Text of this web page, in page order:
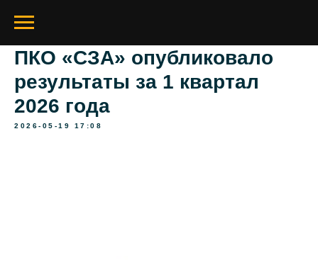
ПКО «СЗА» опубликовало
результаты за 1 квартал
2026 года
2026-05-19 17:08